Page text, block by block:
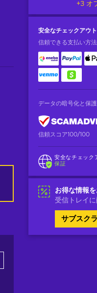
+3 オ
安全なチェックアウト
信頼できる支払い方法
データの暗号化と保護
信頼スコア100/100
安全なチェック
保証
お得な情報
受信トレイ
サブスク